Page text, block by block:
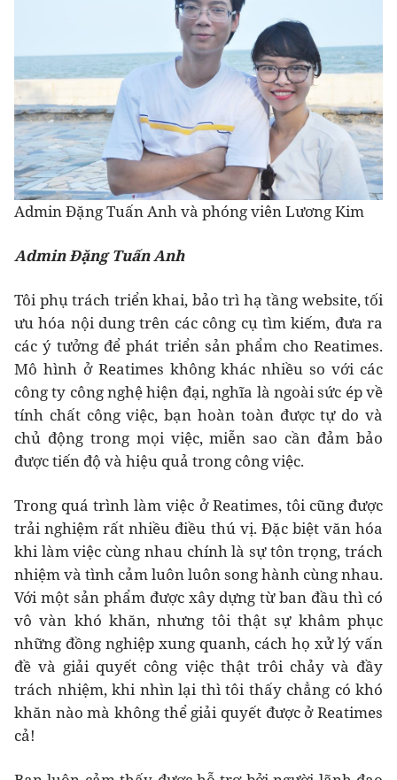
Admin Đặng Tuấn Anh và phóng viên Lương Kim
Admin Đặng Tuấn Anh
Tôi phụ trách triển khai, bảo trì hạ tầng website, tối
ưu hóa nội dung trên các công cụ tìm kiếm, đưa ra
các ý tưởng để phát triển sản phẩm cho Reatimes.
Mô hình ở Reatimes không khác nhiều so với các
công ty công nghệ hiện đại, nghĩa là ngoài sức ép về
tính chất công việc, bạn hoàn toàn được tự do và
chủ động trong mọi việc, miễn sao cần đảm bảo
được tiến độ và hiệu quả trong công việc.
Trong quá trình làm việc ở Reatimes, tôi cũng được
trải nghiệm rất nhiều điều thú vị. Đặc biệt văn hóa
khi làm việc cùng nhau chính là sự tôn trọng, trách
nhiệm và tình cảm luôn luôn song hành cùng nhau.
Với một sản phẩm được xây dựng từ ban đầu thì có
vô vàn khó khăn, nhưng tôi thật sự khâm phục
những đồng nghiệp xung quanh, cách họ xử lý vấn
đề và giải quyết công việc thật trôi chảy và đầy
trách nhiệm, khi nhìn lại thì tôi thấy chẳng có khó
khăn nào mà không thể giải quyết được ở Reatimes
cả!